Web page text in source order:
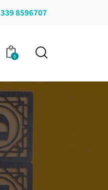
339 8596707
0